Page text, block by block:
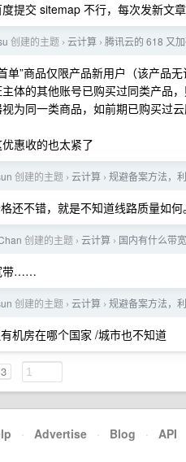
提交 sitemap 不行，每次发新文
创建的主题 › 云计算 › 腾讯云的 618 又
单”商品仅限产品新用户（该产品
体的其他账号已购买过同类产品
为同一类商品，如前期已购买过
惠收的也太紧了
创建的主题 › 云计算 › 规避备案方法，
还不错，就是不知道线路质量如
创建的主题 › 云计算 › 国内有什么带
带……
创建的主题 › 云计算 › 规避备案方法，
机房在哪个国家 /城市也不知道
3
· Advertise · Blog · API